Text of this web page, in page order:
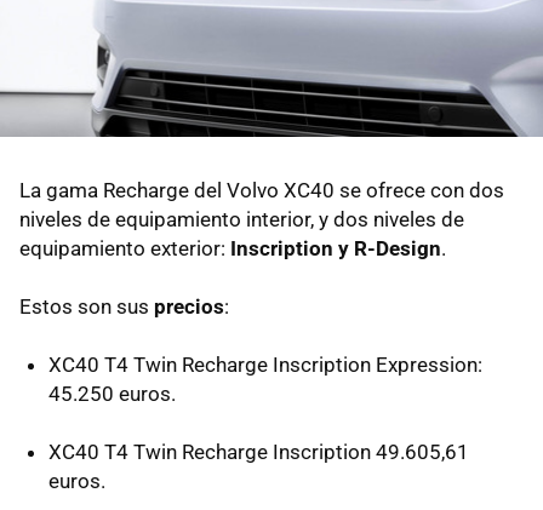
La gama Recharge del Volvo XC40 se ofrece con dos
niveles de equipamiento interior, y dos niveles de
equipamiento exterior: Inscription y R-Design.
Estos son sus precios:
XC40 T4 Twin Recharge Inscription Expression:
45.250 euros.
XC40 T4 Twin Recharge Inscription 49.605,61
euros.